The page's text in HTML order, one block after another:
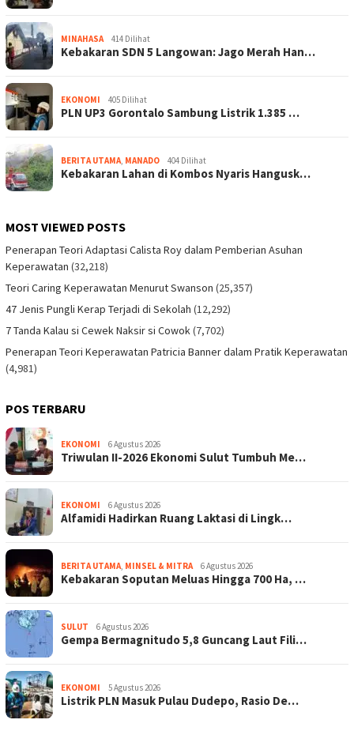
MINAHASA 414 Dilihat
Kebakaran SDN 5 Langowan: Jago Merah Han…
EKONOMI 405 Dilihat
PLN UP3 Gorontalo Sambung Listrik 1.385 …
BERITA UTAMA, MANADO 404 Dilihat
Kebakaran Lahan di Kombos Nyaris Hangusk…
MOST VIEWED POSTS
Penerapan Teori Adaptasi Calista Roy dalam Pemberian Asuhan
Keperawatan (32,218)
Teori Caring Keperawatan Menurut Swanson (25,357)
47 Jenis Pungli Kerap Terjadi di Sekolah (12,292)
7 Tanda Kalau si Cewek Naksir si Cowok(7,702)
Penerapan Teori Keperawatan Patricia Banner dalam Pratik Keperawatan
(4,981)
POS TERBARU
EKONOMI 6 Agustus 2026
Triwulan II-2026 Ekonomi Sulut Tumbuh Me…
EKONOMI 6 Agustus 2026
Alfamidi Hadirkan Ruang Laktasi di Lingk…
BERITA UTAMA, MINSEL & MITRA 6 Agustus 2026
Kebakaran Soputan Meluas Hingga 700 Ha, …
SULUT 6 Agustus 2026
Gempa Bermagnitudo 5,8 Guncang Laut Fili…
EKONOMI 5 Agustus 2026
Listrik PLN Masuk Pulau Dudepo, Rasio De…